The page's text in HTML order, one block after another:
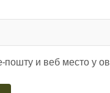
пошту и веб место у